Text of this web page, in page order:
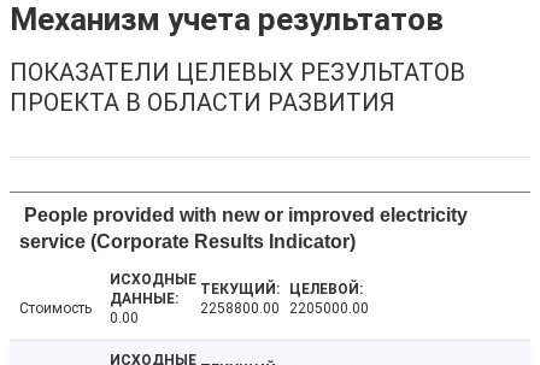
Механизм учета результатов
ПОКАЗАТЕЛИ ЦЕЛЕВЫХ РЕЗУЛЬТАТОВ
ПРОЕКТА В ОБЛАСТИ РАЗВИТИЯ
People provided with new or improved electricity
service (Corporate Results Indicator)
Стоимость
0.00
2258800.00 2205000.00